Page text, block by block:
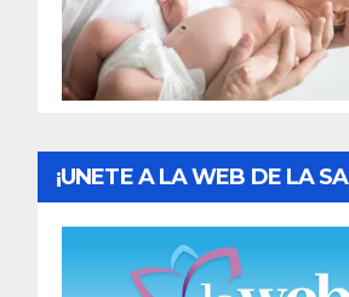
¡UNETE A LA WEB DE LA